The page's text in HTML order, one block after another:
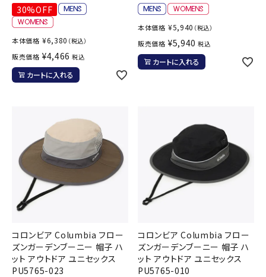
30%OFF
本体価格 ¥6,380 （税込）
販売価格 ¥4,466 税込
カートに入れる
本体価格 ¥5,940 （税込）
販売価格 ¥5,940 税込
カートに入れる
コロンビア Columbia フロー
ズンガーデンブーニー 帽子 ハ
ット アウトドア ユニセックス
PU5765-023
コロンビア Columbia フロー
ズンガーデンブーニー 帽子 ハ
ット アウトドア ユニセックス
PU5765-010